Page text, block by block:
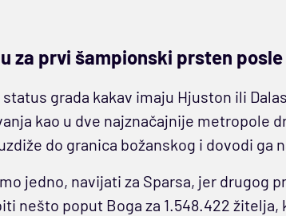
za prvi šampionski prsten
grada kakav imaju Hjuston ili
kao u dve najznačajnije metropole
do granica božanskog i dovodi ga
jedno, navijati za Sparsa, jer drugog
nešto poput Boga za 1.548.422